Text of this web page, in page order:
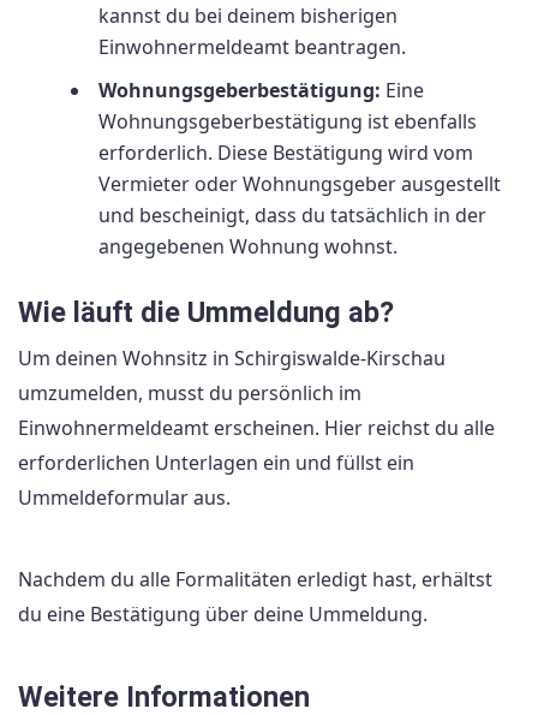
kannst du bei deinem bisherigen
Einwohnermeldeamt beantragen.
Wohnungsgeberbestätigung: Eine
Wohnungsgeberbestätigung ist ebenfalls
erforderlich. Diese Bestätigung wird vom
Vermieter oder Wohnungsgeber ausgestellt
und bescheinigt, dass du tatsächlich in der
angegebenen Wohnung wohnst.
Wie läuft die Ummeldung ab?
Um deinen Wohnsitz in Schirgiswalde-Kirschau
umzumelden, musst du persönlich im
Einwohnermeldeamt erscheinen. Hier reichst du alle
erforderlichen Unterlagen ein und füllst ein
Ummeldeformular aus.
Nachdem du alle Formalitäten erledigt hast, erhältst
du eine Bestätigung über deine Ummeldung.
Weitere Informationen